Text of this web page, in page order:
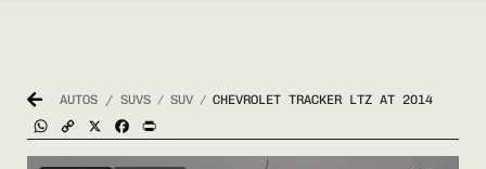
AUTOS / SUVS / SUV / CHEVROLET TRACKER LTZ AT 2014
WhatsApp
Copy
Link
Facebook